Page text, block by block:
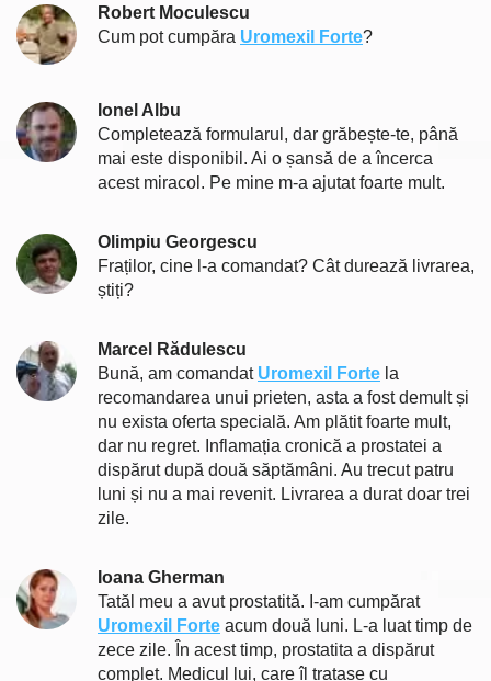
Robert Moculescu
Cum pot cumpăra Uromexil Forte?
Ionel Albu
Completează formularul, dar grăbește-te, până
mai este disponibil. Ai o șansă de a încerca
acest miracol. Pe mine m-a ajutat foarte mult.
Olimpiu Georgescu
Fraților, cine l-a comandat? Cât durează livrarea,
știți?
Marcel Rădulescu
Bună, am comandat Uromexil Forte la
recomandarea unui prieten, asta a fost demult și
nu exista oferta specială. Am plătit foarte mult,
dar nu regret. Inflamația cronică a prostatei a
dispărut după două săptămâni. Au trecut patru
luni și nu a mai revenit. Livrarea a durat doar trei
zile.
Ioana Gherman
Tatăl meu a avut prostatită. I-am cumpărat
Uromexil Forte acum două luni. L-a luat timp de
zece zile. În acest timp, prostatita a dispărut
complet. Medicul lui, care îl tratase cu